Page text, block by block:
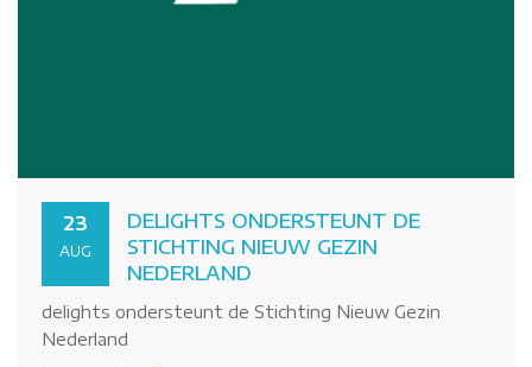
23
AUG
DELIGHTS ONDERSTEUNT DE
STICHTING NIEUW GEZIN
NEDERLAND
delights ondersteunt de Stichting Nieuw Gezin
Nederland